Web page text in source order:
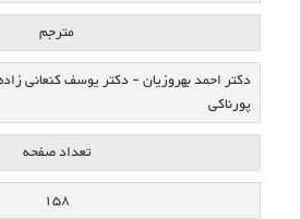
مترجم
دکتر احمد بهروزیان - دکتر یوسف کنعانی
پورناکی
تعداد صفحه
158